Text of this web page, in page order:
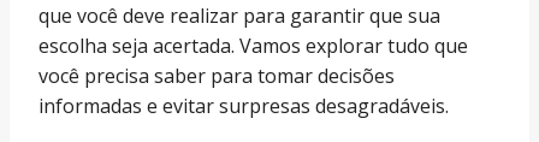
que você deve realizar para garantir que sua
escolha seja acertada. Vamos explorar tudo que
você precisa saber para tomar decisões
informadas e evitar surpresas desagradáveis.